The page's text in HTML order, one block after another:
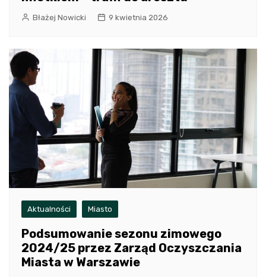
Błażej Nowicki 9 kwietnia 2026
Aktualności Miasto
Podsumowanie sezonu zimowego
2024/25 przez Zarząd Oczyszczania
Miasta w Warszawie